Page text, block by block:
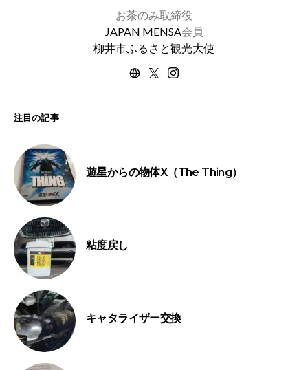
お茶のみ取締役
JAPAN MENSA会員
柳井市ふるさと観光大使
注目の記事
遊星からの物体X（The Thing）
粘度戻し
キャタライザー交換